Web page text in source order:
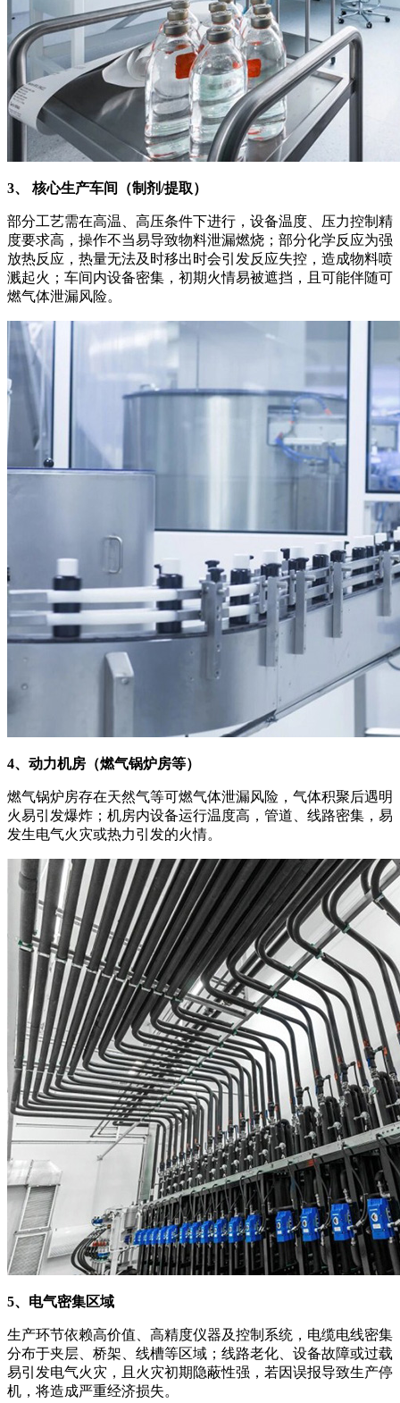
3、 核心生产车间（制剂/提取）
部分工艺需在高温、高压条件下进行，设备温度、压力控制精
度要求高，操作不当易导致物料泄漏燃烧；部分化学反应为强
放热反应，热量无法及时移出时会引发反应失控，造成物料喷
溅起火；车间内设备密集，初期火情易被遮挡，且可能伴随可
燃气体泄漏风险。
4、动力机房（燃气锅炉房等）
燃气锅炉房存在天然气等可燃气体泄漏风险，气体积聚后遇明
火易引发爆炸；机房内设备运行温度高，管道、线路密集，易
发生电气火灾或热力引发的火情。
5、电气密集区域
生产环节依赖高价值、高精度仪器及控制系统，电缆电线密集
分布于夹层、桥架、线槽等区域；线路老化、设备故障或过载
易引发电气火灾，且火灾初期隐蔽性强，若因误报导致生产停
机，将造成严重经济损失。